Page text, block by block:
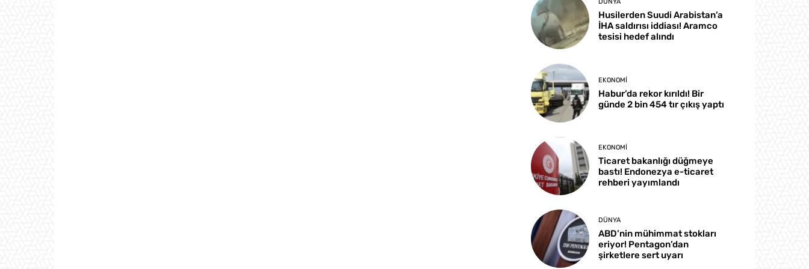
DÜNYA
Husilerden Suudi Arabistan’a
İHA saldırısı iddiası! Aramco
tesisi hedef alındı
EKONOMI
Habur’da rekor kırıldı! Bir
günde 2 bin 454 tır çıkış yaptı
EKONOMI
Ticaret bakanlığı düğmeye
bastı! Endonezya e-ticaret
rehberi yayımlandı
DÜNYA
ABD’nin mühimmat stokları
eriyor! Pentagon’dan
şirketlere sert uyarı